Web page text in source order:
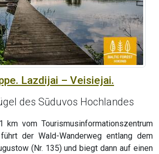
Lazdijai – Veisiejai.
des Sūduvos Hochlandes
km vom Tourismusinformationszentrum
der Wald-Wanderweg entlang dem
(Nr. 135) und biegt dann auf einen